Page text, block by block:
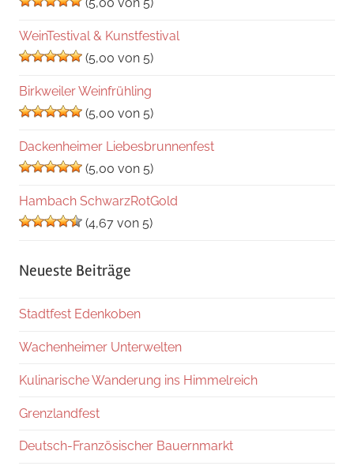
(5,00 von 5)
WeinTestival & Kunstfestival
(5,00 von 5)
Birkweiler Weinfrühling
(5,00 von 5)
Dackenheimer Liebesbrunnenfest
(5,00 von 5)
Hambach SchwarzRotGold
(4,67 von 5)
Neueste Beiträge
Stadtfest Edenkoben
Wachenheimer Unterwelten
Kulinarische Wanderung ins Himmelreich
Grenzlandfest
Deutsch-Französischer Bauernmarkt